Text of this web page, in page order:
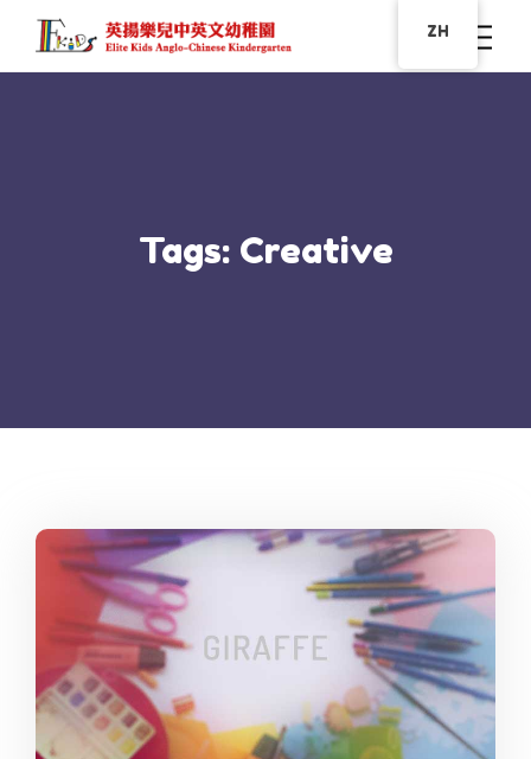
Tags: Creative
ZH